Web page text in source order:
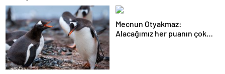
Mecnun Otyakmaz:
Alacağımız her puanın çok